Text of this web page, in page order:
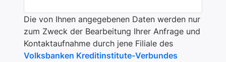
Die von Ihnen angegebenen Daten werden nur
zum Zweck der Bearbeitung Ihrer Anfrage und
Kontaktaufnahme durch jene Filiale des
Volksbanken Kreditinstitute-Verbundes